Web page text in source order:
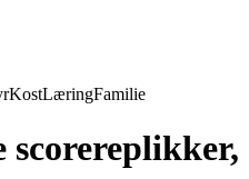
KostLæringFamilie